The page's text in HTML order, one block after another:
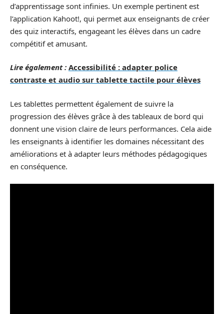
d’apprentissage sont infinies. Un exemple pertinent est
l’application Kahoot!, qui permet aux enseignants de créer
des quiz interactifs, engageant les élèves dans un cadre
compétitif et amusant.
Lire également : Accessibilité : adapter police
contraste et audio sur tablette tactile pour élèves
Les tablettes permettent également de suivre la
progression des élèves grâce à des tableaux de bord qui
donnent une vision claire de leurs performances. Cela aide
les enseignants à identifier les domaines nécessitant des
améliorations et à adapter leurs méthodes pédagogiques
en conséquence.